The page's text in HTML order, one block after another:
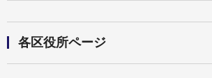
各区役所ページ